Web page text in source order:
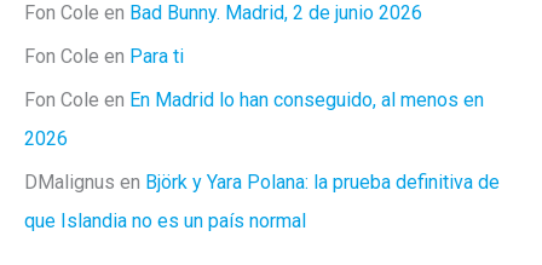
Fon Cole en Bad Bunny. Madrid, 2 de junio 2026
Fon Cole en Para ti
Fon Cole en En Madrid lo han conseguido, al menos en
2026
DMalignus en Björk y Yara Polana: la prueba definitiva de
que Islandia no es un país normal